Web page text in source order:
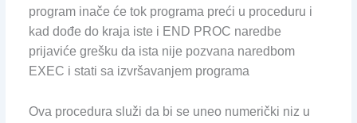
program inače će tok programa preći u proceduru i
kad dođe do kraja iste i END PROC naredbe
prijaviće grešku da ista nije pozvana naredbom
EXEC i stati sa izvršavanjem programa
Ova procedura služi da bi se uneo numerički niz u